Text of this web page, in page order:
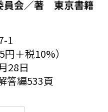
員会／著 東京書籍
1
＋税10%）
28日
答編533頁